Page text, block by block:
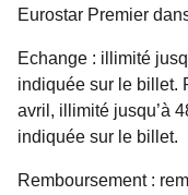
Eurostar Premier
Echange : illimité
indiquée sur le billet.
avril, illimité jusqu’à
indiquée sur le billet.
Remboursement :